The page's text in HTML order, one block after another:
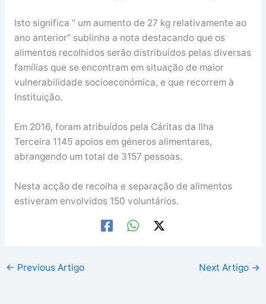
Isto significa “ um aumento de 27 kg relativamente ao
ano anterior” sublinha a nota destacando que os
alimentos recolhidos serão distribuídos pelas diversas
famílias que se encontram em situação de maior
vulnerabilidade socioeconómica, e que recorrem à
Instituição.
Em 2016, foram atribuídos pela Cáritas da Ilha
Terceira 1145 apoios em géneros alimentares,
abrangendo um total de 3157 pessoas.
Nesta acção de recolha e separação de alimentos
estiveram envolvidos 150 voluntários.
← Previous Artigo Next Artigo →